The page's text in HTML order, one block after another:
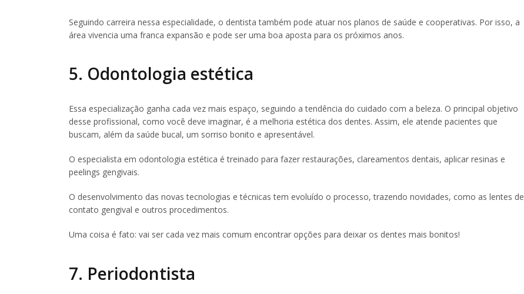
Seguindo carreira nessa especialidade, o dentista também pode atuar nos planos de saúde e cooperativas. Por isso, a
área vivencia uma franca expansão e pode ser uma boa aposta para os próximos anos.
5. Odontologia estética
Essa especialização ganha cada vez mais espaço, seguindo a tendência do cuidado com a beleza. O principal objetivo
desse profissional, como você deve imaginar, é a melhoria estética dos dentes. Assim, ele atende pacientes que
buscam, além da saúde bucal, um sorriso bonito e apresentável.
O especialista em odontologia estética é treinado para fazer restaurações, clareamentos dentais, aplicar resinas e
peelings gengivais.
O desenvolvimento das novas tecnologias e técnicas tem evoluído o processo, trazendo novidades, como as lentes de
contato gengival e outros procedimentos.
Uma coisa é fato: vai ser cada vez mais comum encontrar opções para deixar os dentes mais bonitos!
7. Periodontista